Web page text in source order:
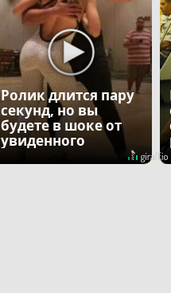
Ролик длится пару
секунд, но вы
будете в шоке от
увиденного